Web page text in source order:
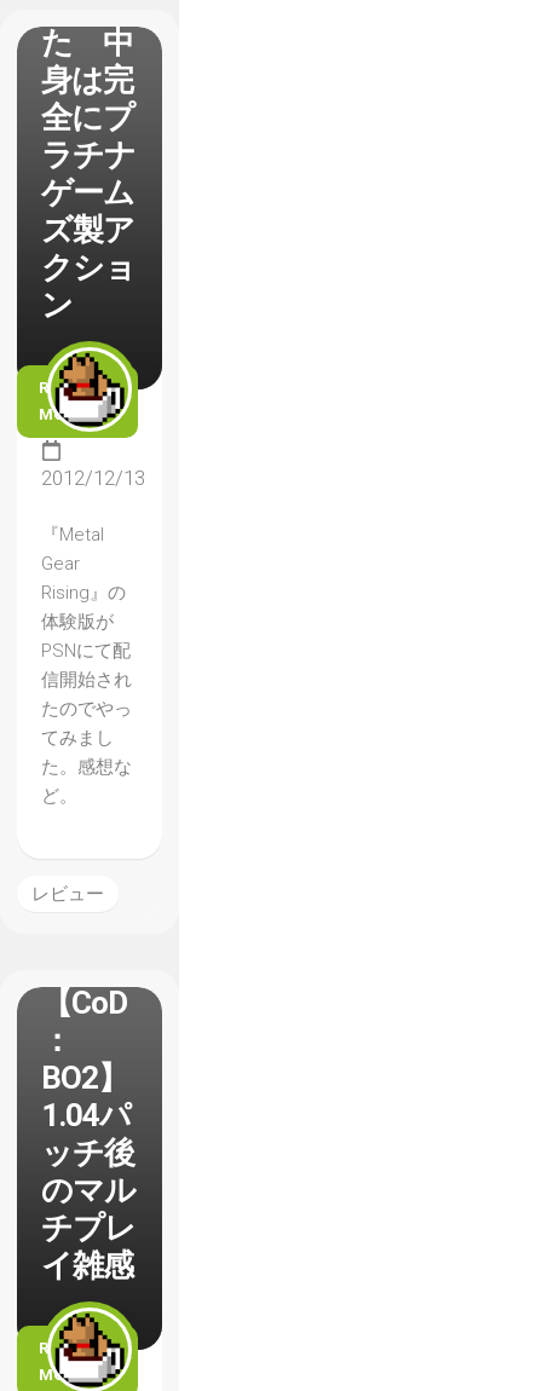
た 中
身は完
全にプ
ラチナ
ゲーム
ズ製ア
クショ
ン
READ
MORE
2012/12/13
『Metal
Gear
Rising』の
体験版が
PSNにて配
信開始され
たのでやっ
てみまし
た。感想な
ど。
レビュー
【CoD
：
BO2】
1.04パ
ッチ後
のマル
チプレ
イ雑感
READ
MORE